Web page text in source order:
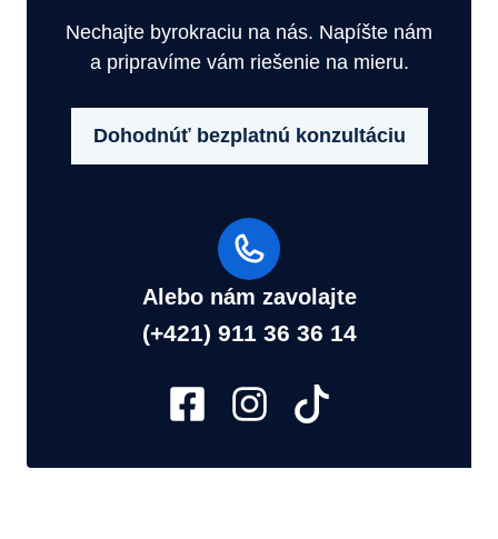
Nechajte byrokraciu na nás. Napíšte nám
a pripravíme vám riešenie na mieru.
Dohodnúť bezplatnú konzultáciu
Alebo nám zavolajte
(+421) 911 36 36 14